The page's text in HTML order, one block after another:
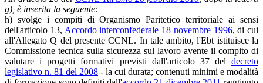
g), è inserita la seguente:
h) svolge i compiti di Organismo Paritetico territoriale ai sensi
dell'articolo 13, Accordo interconfederale 18 novembre 1996, di cui
all'Allegato Q del presente CCNL. In tale ambito, l'Ebt istituisce la
Commissione tecnica sulla sicurezza sul lavoro avente il compito di
valutare i progetti formativi previsti dall'articolo 37 del decreto
legislativo n. 81 del 2008 - la cui durata; contenuti minimi e modalità